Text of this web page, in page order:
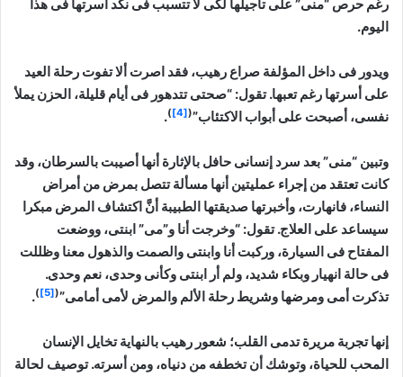
رغم حرص “منى” على تأجيلها لكى لا تتسبب فى نكد أسرتها فى هذا
اليوم.
ويدور فى داخل المؤلفة صراع رهيب، فقد اصرت ألا تفوت رحلة العيد
على أسرتها رغم تعبها. تقول: “صحتى تتدهور فى أيام قليلة، الحزن يملأ
نفسى، أصبحت على أبواب الاكتئاب”(
[4]
)
.
وتبين “منى” بعد سرد إنسانى حافل بالإثارة أنها أصيبت بالسرطان، وقد
كانت تعتقد من إجراء عمليتين أنها مسألة تتصل بمرض من أمراض
النساء، فانهارت، وأخبرتها صديقتها الطبيبة أنَّ اكتشاف المرض مبكرا
سيساعد على العلاج. تقول: “وخرجت أنا و”مى” ابنتى، ووضعت
المفتاح فى السيارة، وركبت أنا وابنتى والصمت والذهول معنا وظللت
فى حالة انهيار وبكاء شديد، ولم أر ابنتى وكأنى وحدى، نعم وحدى.
تذكرت أمى ومرضها وشريط رحلة الألم والمرض لأمى أمامى”(
[5]
)
.
إنها تجربة مريرة تدمى القلب؛ شعور رهيب بالنهاية تخايل الإنسان
المحب للحياة، وتوشك أن تخطفه من دنياه، ومن أسرته. توصيف لحالة